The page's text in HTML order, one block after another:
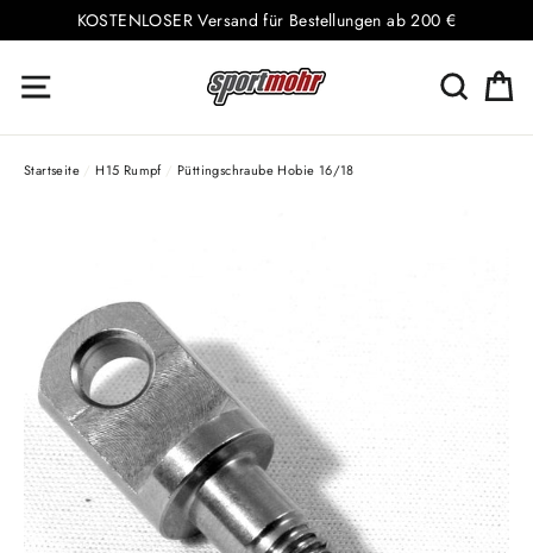
zum
Inhalt
KOSTENLOSER Versand für Bestellungen ab 200 €
Seitennavigation Suche
Startseite / H15 Rumpf / Püttingschraube Hobie 16/18